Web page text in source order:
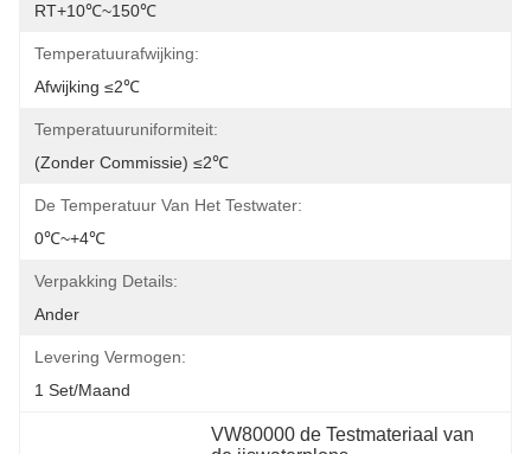
RT+10℃~150℃
Temperatuurafwijking:
Afwijking ≤2℃
Temperatuuruniformiteit:
(zonder Commissie) ≤2℃
De Temperatuur Van Het Testwater:
0℃~+4℃
Verpakking Details:
Ander
Levering Vermogen:
1 Set/maand
VW80000 de Testmateriaal van